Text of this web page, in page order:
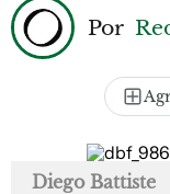
Por
Diego Battiste